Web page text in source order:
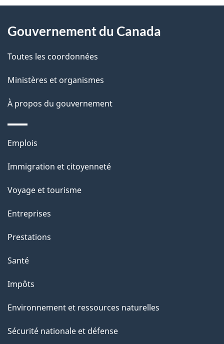
i
l
s
d
e
l
a
p
a
g
e
propos
de
ce
site
Gouvernement du Canada
Toutes les coordonnées
Ministères et organismes
À propos du gouvernement
Thèmes
sujets
Emplois
Immigration et citoyenneté
Voyage et tourisme
Entreprises
Prestations
Santé
Impôts
Environnement et ressources naturelles
Sécurité nationale et défense